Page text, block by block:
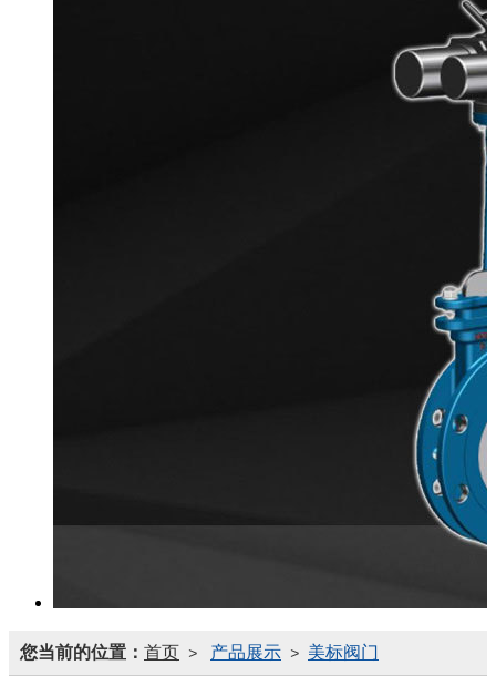
您当前的位置： 首页 > 产品展示 > 美标阀门